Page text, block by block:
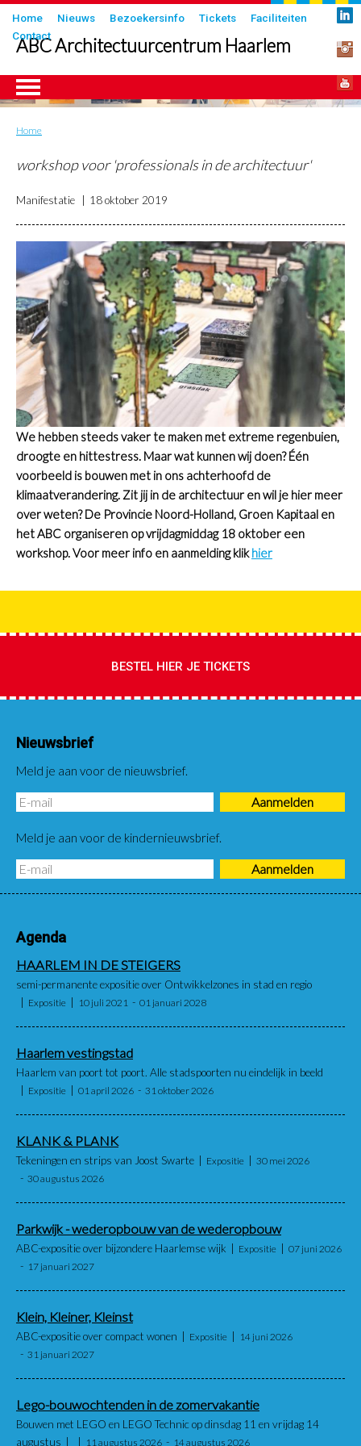
Overslaan
en
naar
inhoud
gaan
Submenu
Home Nieuws Bezoekersinfo Tickets
Faciliteiten
Contact
ABC Architectuurcentrum Haarlem
Kruimelpad
Home
workshop voor 'professionals in de architectuur'
Manifestatie 18 oktober 2019
We hebben steeds vaker te maken met extreme regenbuien,
droogte en hittestress. Maar wat kunnen wij doen? Één
voorbeeld is bouwen met in ons achterhoofd de
klimaatverandering. Zit jij in de architectuur en wil je hier meer
over weten? De Provincie Noord-Holland, Groen Kapitaal en
het ABC organiseren op vrijdagmiddag 18 oktober een
workshop. Voor meer info en aanmelding klikhier
BESTEL HIER JE TICKETS
Nieuwsbrief
Meld je aan voor de nieuwsbrief.
Meld je aan voor de kindernieuwsbrief.
Agenda
HAARLEM IN DE STEIGERS
semi-permanente expositie over Ontwikkelzones in stad en regio
Expositie 10 juli 2021 01 januari 2028
Haarlem vestingstad
Haarlem van poort tot poort. Alle stadspoorten nu eindelijk in beeld
Expositie 01 april 2026 31 oktober 2026
KLANK & PLANK
Tekeningen en strips van Joost Swarte Expositie
30 mei 2026
30 augustus 2026
Parkwijk - wederopbouw van de wederopbouw
ABC-expositie over bijzondere Haarlemse wijk Expositie
07 juni 2026
17 januari 2027
Klein, Kleiner, Kleinst
ABC-expositie over compact wonen Expositie
14 juni 2026
31 januari 2027
Lego-bouwochtenden in de zomervakantie
Bouwen met LEGO en LEGO Technic op dinsdag 11 en vrijdag 14
augustus
11 augustus 2026 14 augustus 2026